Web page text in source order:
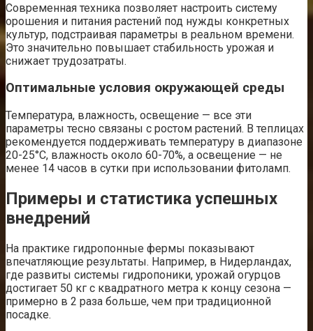
Современная техника позволяет настроить систему
орошения и питания растений под нужды конкретных
культур, подстраивая параметры в реальном времени.
Это значительно повышает стабильность урожая и
снижает трудозатраты.
Оптимальные условия окружающей среды
Температура, влажность, освещение — все эти
параметры тесно связаны с ростом растений. В теплицах
рекомендуется поддерживать температуру в диапазоне
20-25°C, влажность около 60-70%, а освещение — не
менее 14 часов в сутки при использовании фитоламп.
Примеры и статистика успешных
внедрений
На практике гидропонные фермы показывают
впечатляющие результаты. Например, в Нидерландах,
где развиты системы гидропоники, урожай огурцов
достигает 50 кг с квадратного метра к концу сезона —
примерно в 2 раза больше, чем при традиционной
посадке.